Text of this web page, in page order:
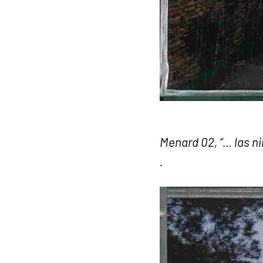
Menard 02, “… las
.